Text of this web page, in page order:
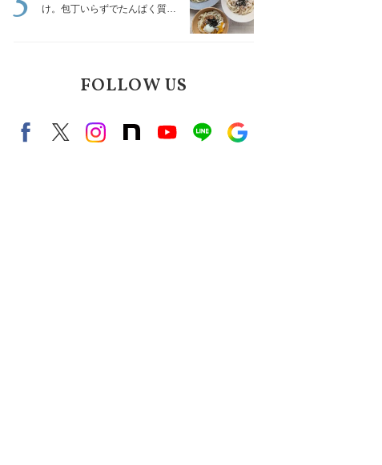
け。包丁いらずでたんぱく質を
FOLLOW US
FacebookX（旧twitter）
instagram
note Youtubeline